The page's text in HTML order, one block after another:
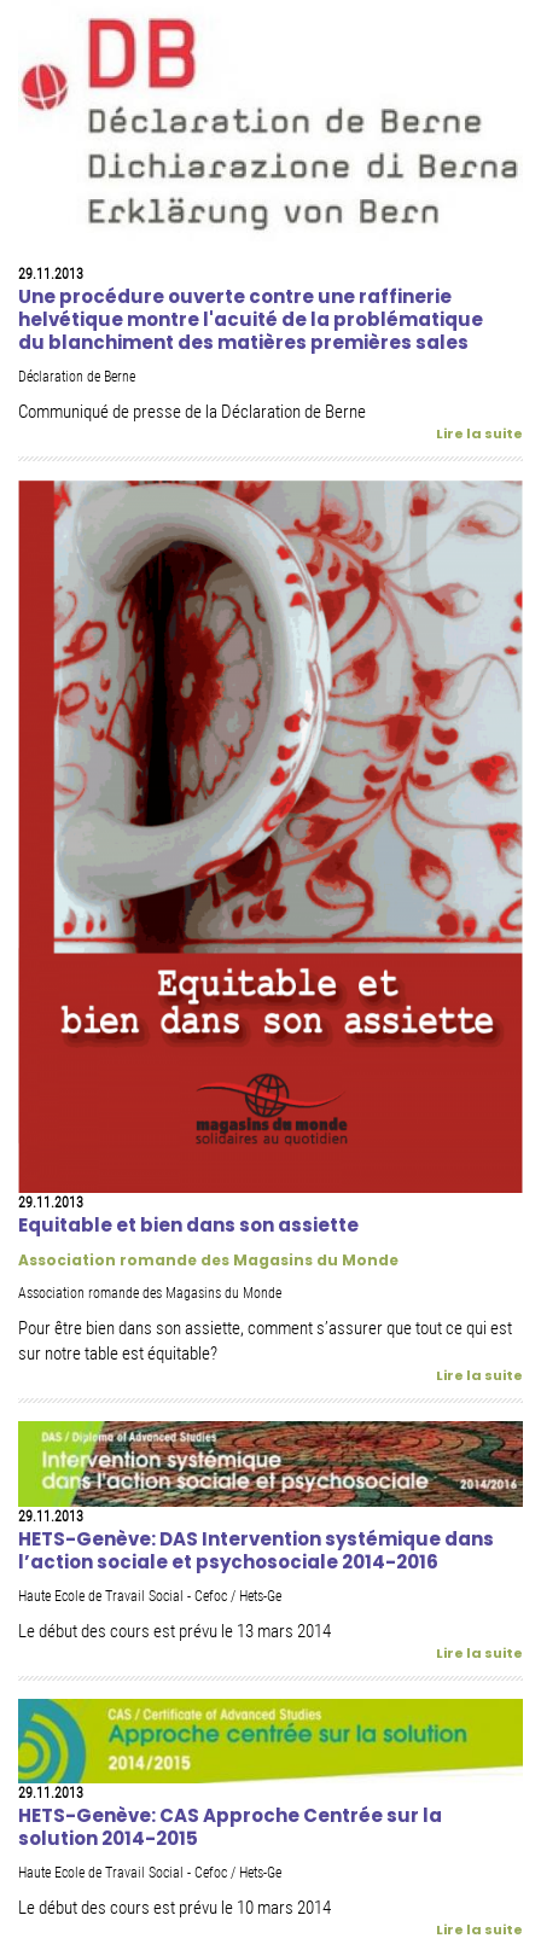
29.11.2013
Une procédure ouverte contre une raffinerie
helvétique montre l'acuité de la problématique
du blanchiment des matières premières sales
Déclaration de Berne
Communiqué de presse de la Déclaration de Berne
Lire la suite
29.11.2013
Equitable et bien dans son assiette
Association romande des Magasins du Monde
Association romande des Magasins du Monde
Pour être bien dans son assiette, comment s’assurer que tout ce qui est
sur notre table est équitable?
Lire la suite
29.11.2013
HETS-Genève: DAS Intervention systémique dans
l’action sociale et psychosociale 2014-2016
Haute Ecole de Travail Social - Cefoc / Hets-Ge
Le début des cours est prévu le 13 mars 2014
Lire la suite
29.11.2013
HETS-Genève: CAS Approche Centrée sur la
solution 2014-2015
Haute Ecole de Travail Social - Cefoc / Hets-Ge
Le début des cours est prévu le 10 mars 2014
Lire la suite